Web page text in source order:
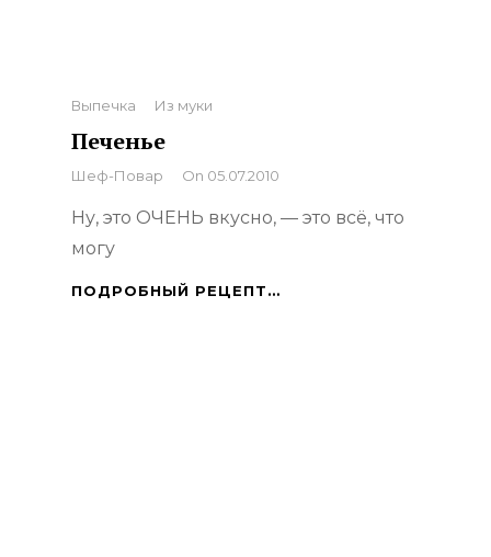
Categories
Выпечка Из муки
Печенье
By
Шеф-Повар On 05.07.2010
Ну, это ОЧЕНЬ вкусно, — это всё, что
могу
ПОДРОБНЫЙ РЕЦЕПТ…